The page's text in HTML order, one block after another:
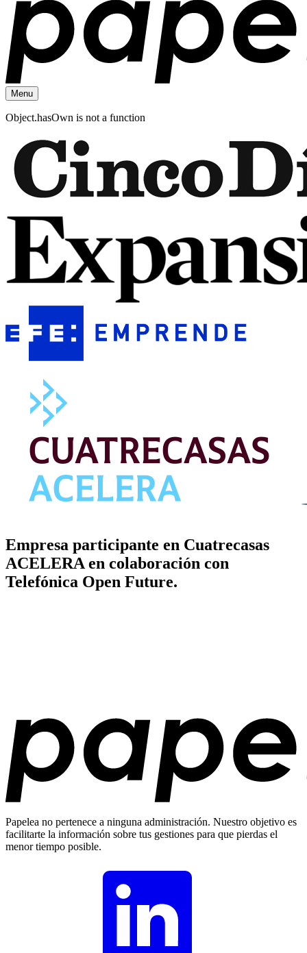
Menu
Object.hasOwn is not a function
Empresa participante en Cuatrecasas
ACELERA en colaboración con
Telefónica Open Future.
Papelea no pertenece a ninguna administración. Nuestro objetivo es
facilitarte la información sobre tus gestiones para que pierdas el
menor tiempo posible.